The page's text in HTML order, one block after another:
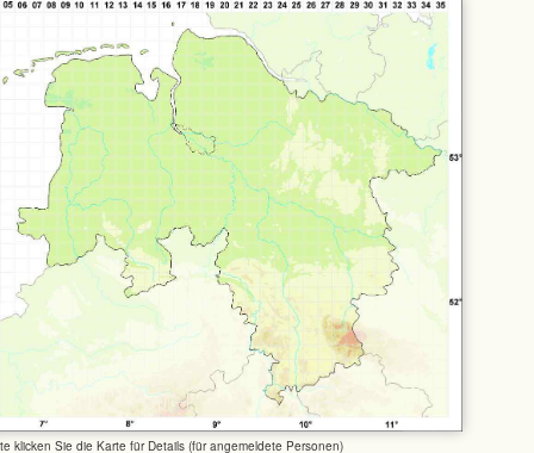
klicken Sie die Karte für Details (für angemeldete Personen)